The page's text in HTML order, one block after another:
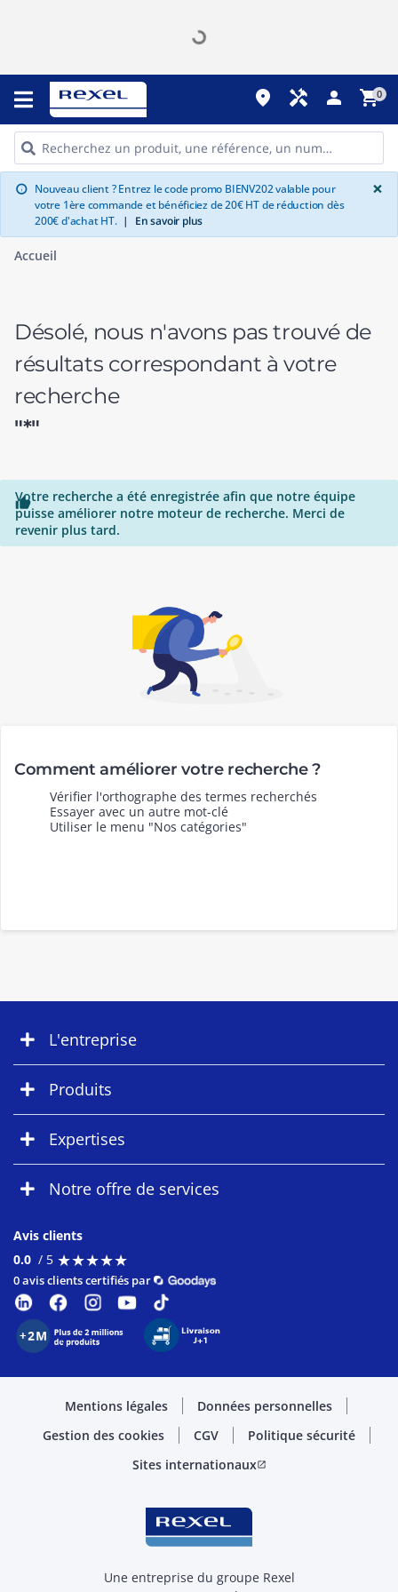
place handyman person shopping_cart0
info Nouveau client ? Entrez le code promo BIENV202 valable pour
votre 1ère commande et bénéficiez de 20€ HT de réduction dès
200€ d'achat HT. | En savoir plus
×
Accueil
Désolé, nous n'avons pas trouvé de
résultats correspondant à votre
recherche
"*"

Votre recherche a été enregistrée afin que notre équipe
puisse améliorer notre moteur de recherche. Merci de
revenir plus tard.
Comment améliorer votre recherche ?
Vérifier l'orthographe des termes recherchés
Essayer avec un autre mot-clé
Utiliser le menu "Nos catégories"
L'entreprise
Produits
Expertises
Notre offre de services
Avis clients
0.0 / 5 ★★★★★
★★★★★
0 avis clients certifiés par
Mentions légales
Données personnelles
Gestion des cookies
CGV
Politique sécurité
Sites internationauxopen_in_new
Une entreprise du groupe Rexel